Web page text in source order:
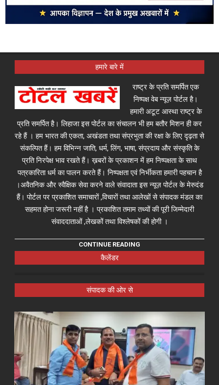
हमारे बारे में
राष्ट्र के प्रति समर्पित एक
निष्पक्ष वेब न्यूज़ पोर्टल है।
हमारी अटूट आस्था राष्ट्र के
प्रति समर्पित है। लिहाजा इस पोर्टल का संचालन भी हम बतौर मिशन ही कर
रहे हैं । हम भारत की एकता, अखंडता तथा संप्रभुता की रक्षा के लिए दृढ़ता से
संकल्पित हैं। हम विभिन्न जाति, धर्म, लिंग, भाषा, संप्रदाय और संस्कृति के
प्रति निरपेक्ष भाव रखते हैं। ख़बरों के प्रकाशन में हम निष्पक्षता के साथ
पत्रकारिता धर्म का पालन करते हैं। निष्पक्षता एवं निर्भीकता हमारी पहचान है
।अवैतनिक और स्वैक्षिक सेवा करने वाले संवादाता इस न्यूज़ पोर्टल के मेरुदंड
हैं। पोर्टल पर प्रकाशित समाचारों ,विचारों तथा आलेखों से संपादक मंडल का
सहमत होना जरूरी नहीं है । प्रकाशित तमाम तथ्यों की पूरी जिम्मेदारी
संवाददाताओं ,लेखकों तथा विश्लेषकों की होगी ।
CONTINUE READING
कैलेंडर
संपादक की ओर से